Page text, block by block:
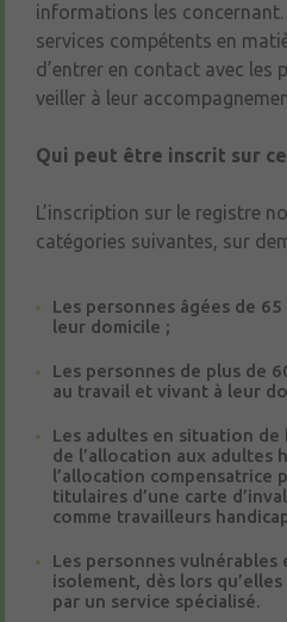
informations les
services compétents en
d’entrer en contact avec les
veiller à leur
Qui peut être inscrit sur
L’inscription sur le registre
catégories suivantes, sur
Les personnes âgées de
leur domicile ;
Les personnes de plus de
au travail et vivant à leur
Les adultes en situation de
de l’allocation aux adultes
l’allocation compensatrice
titulaires d’une carte
comme travailleurs
Les personnes vulnérables
isolement, dès lors
par un service spécialisé.